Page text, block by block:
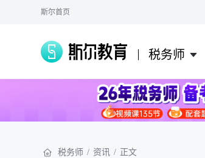
斯尔首页
税务师
税务师 / 资讯 / 正文